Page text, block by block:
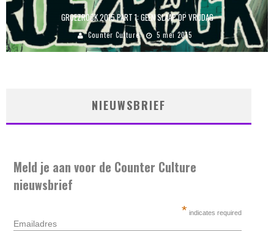
GROEZROCK 2015 PART 1: GEEN SLAAP OP VRIJDAG
Counter Culture 5 mei 2015
NIEUWSBRIEF
Meld je aan voor de Counter Culture
nieuwsbrief
* indicates required
Emailadres